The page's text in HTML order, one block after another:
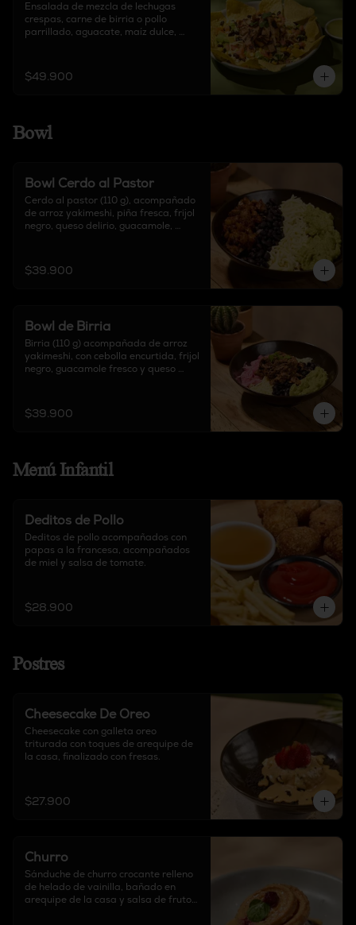
Ensalada de mezcla de lechugas
crespas, carne de birria o pollo
parrillado, aguacate, maíz dulce,
salsa mar y tierra.
$49.900
Bowl
Bowl Cerdo al Pastor
Cerdo al pastor (110 g), acompañado
de arroz yakimeshi, piña fresca, frijol
negro, queso delirio, guacamole,
$39.900
Bowl de Birria
Birria (110 g) acompañada de arroz
yakimeshi, con cebolla encurtida, frijol
negro, guacamole fresco y queso
$39.900
Menú Infantil
Deditos de Pollo
Deditos de pollo acompañados con
papas a la francesa, acompañados
de miel y salsa de tomate.
$28.900
Postres
Cheesecake De Oreo
Cheesecake con galleta oreo
triturada con toques de arequipe de
la casa, finalizado con fresas.
$27.900
Churro
Sánduche de churro crocante relleno
de helado de vainilla, bañado en
arequipe de la casa y salsa de frutos